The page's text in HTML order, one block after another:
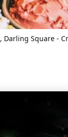
, Darling Square -